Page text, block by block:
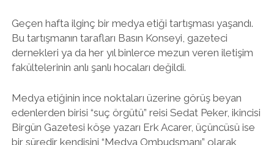
Geçen hafta ilginç bir medya etiği tartışması yaşandı.
Bu tartışmanın tarafları Basın Konseyi, gazeteci
dernekleri ya da her yıl binlerce mezun veren iletişim
fakültelerinin anlı şanlı hocaları değildi.
Medya etiğinin ince noktaları üzerine görüş beyan
edenlerden birisi “suç örgütü” reisi Sedat Peker, ikincisi
Birgün Gazetesi köşe yazarı Erk Acarer, üçüncüsü ise
bir süredir kendisini “Medya Ombudsmanı” olarak